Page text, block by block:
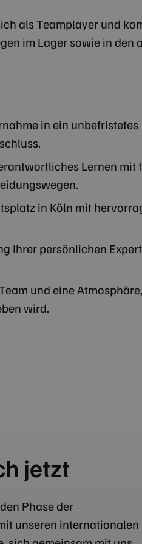
als Teamplayer und
im Lager sowie in den
in ein unbefristetes
Lernen mit
in Köln mit
Ihrer persönlichen
und eine
wird.
jetzt
Phase der
unseren internationalen